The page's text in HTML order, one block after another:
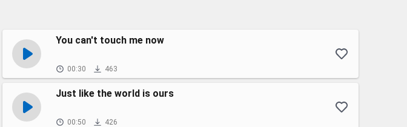
You can't touch me now
00:30 463
Just like the world is ours
00:50 426